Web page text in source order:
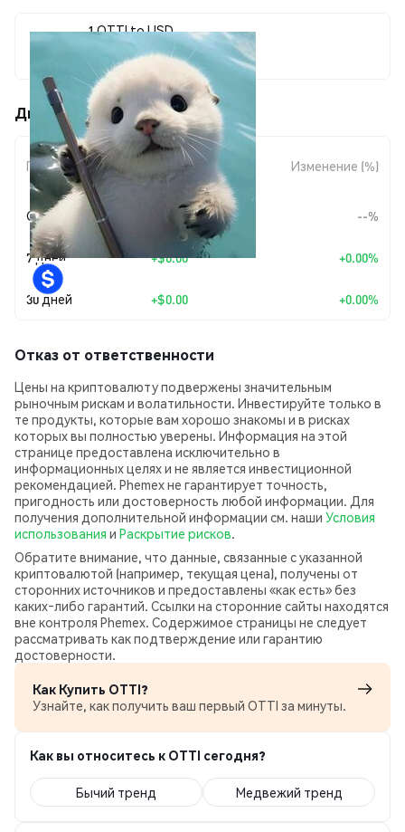
1 OTTI to USD
$0.00001011
Движения цены otti (OTTI)
Период
Изменение
суммы
Изменение (%)
Сегодня --%
7 дней +$0.00 +0.00%
30 дней +$0.00 +0.00%
Отказ от ответственности
Цены на криптовалюту подвержены значительным
рыночным рискам и волатильности. Инвестируйте только в
те продукты, которые вам хорошо знакомы и в рисках
которых вы полностью уверены. Информация на этой
странице предоставлена исключительно в
информационных целях и не является инвестиционной
рекомендацией. Phemex не гарантирует точность,
пригодность или достоверность любой информации. Для
получения дополнительной информации см. наши Условия
использования и Раскрытие рисков.
Обратите внимание, что данные, связанные с указанной
криптовалютой (например, текущая цена), получены от
сторонних источников и предоставлены «как есть» без
каких‑либо гарантий. Ссылки на сторонние сайты находятся
вне контроля Phemex. Содержимое страницы не следует
рассматривать как подтверждение или гарантию
достоверности.
Как Купить OTTI?
Узнайте, как получить ваш первый OTTI за минуты.
Как вы относитесь к OTTI сегодня?
Бычий тренд Медвежий тренд